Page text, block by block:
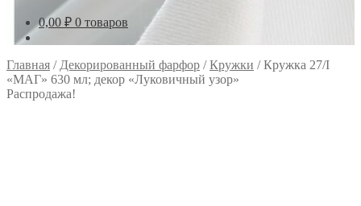
0,00 ₽ 0 товаров
Главная / Декорированный фарфор /Кружки /Кружка 27/I
«МАГ» 630 мл; декор «Луковичный узор»
Распродажа!